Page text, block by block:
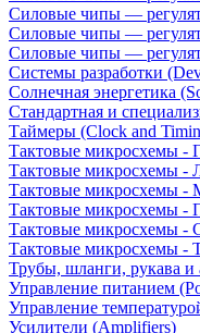
Силовые чипы —
Силовые чипы —
Силовые чипы —
Системы разработки
Солнечная энергетика
Стандартная и
Таймеры (Clock and
Тактовые микросхемы -
Тактовые микросхемы -
Тактовые микросхемы -
Тактовые микросхемы -
Тактовые микросхемы -
Тактовые микросхемы -
Трубы, шланги, рукава и
Управление питанием
Управление
Усилители (Amplifiers)